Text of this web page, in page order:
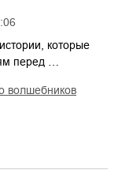
которые
перед …
волшебников